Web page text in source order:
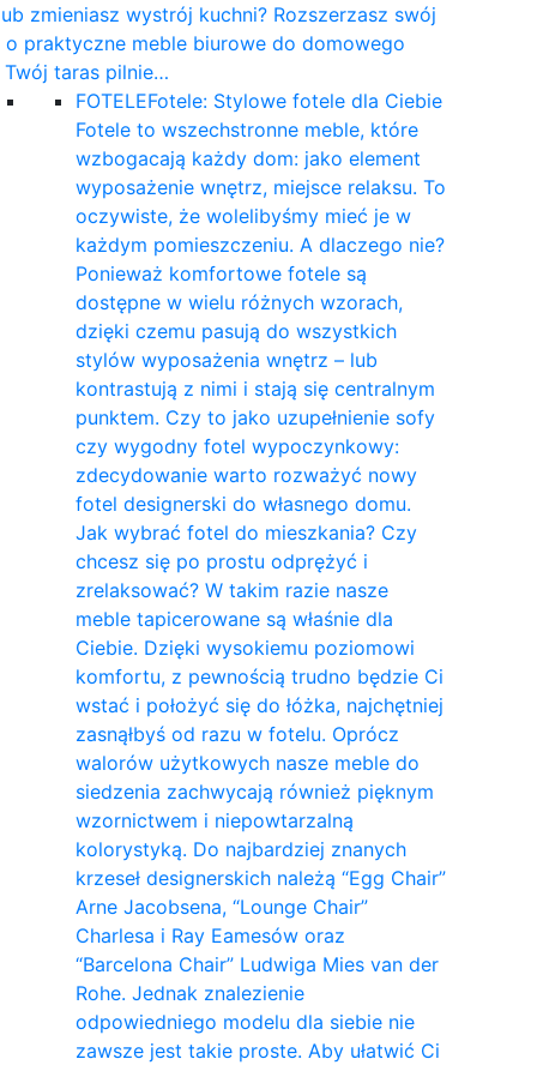
zmieniasz wystrój kuchni? Rozszerzasz swój
o praktyczne meble biurowe do domowego
Twój taras pilnie…
FOTELEFotele: Stylowe fotele dla Ciebie
Fotele to wszechstronne meble, które
wzbogacają każdy dom: jako element
wyposażenie wnętrz, miejsce relaksu. To
oczywiste, że wolelibyśmy mieć je w
każdym pomieszczeniu. A dlaczego nie?
Ponieważ komfortowe fotele są
dostępne w wielu różnych wzorach,
dzięki czemu pasują do wszystkich
stylów wyposażenia wnętrz – lub
kontrastują z nimi i stają się centralnym
punktem. Czy to jako uzupełnienie sofy
czy wygodny fotel wypoczynkowy:
zdecydowanie warto rozważyć nowy
fotel designerski do własnego domu.
Jak wybrać fotel do mieszkania? Czy
chcesz się po prostu odprężyć i
zrelaksować? W takim razie nasze
meble tapicerowane są właśnie dla
Ciebie. Dzięki wysokiemu poziomowi
komfortu, z pewnością trudno będzie Ci
wstać i położyć się do łóżka, najchętniej
zasnąłbyś od razu w fotelu. Oprócz
walorów użytkowych nasze meble do
siedzenia zachwycają również pięknym
wzornictwem i niepowtarzalną
kolorystyką. Do najbardziej znanych
krzeseł designerskich należą “Egg Chair”
Arne Jacobsena, “Lounge Chair”
Charlesa i Ray Eamesów oraz
“Barcelona Chair” Ludwiga Mies van der
Rohe. Jednak znalezienie
odpowiedniego modelu dla siebie nie
zawsze jest takie proste. Aby ułatwić Ci